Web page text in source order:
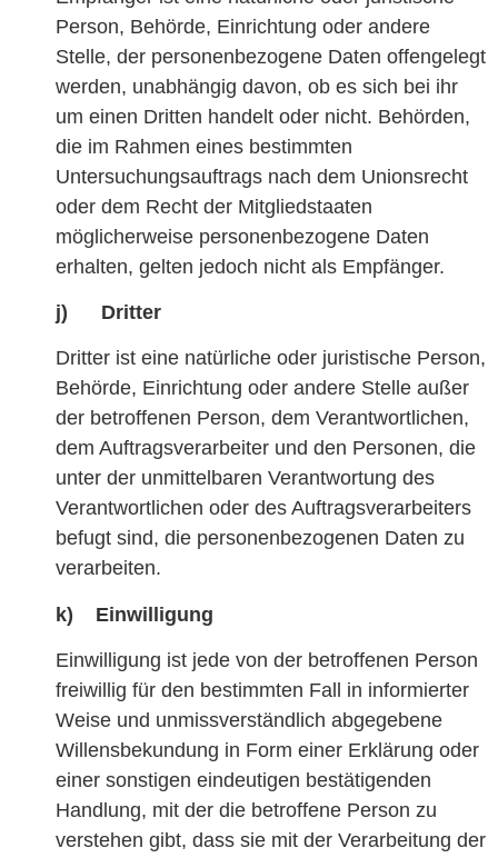
Person, Behörde, Einrichtung oder andere
Stelle, der personenbezogene Daten offengelegt
werden, unabhängig davon, ob es sich bei ihr
um einen Dritten handelt oder nicht. Behörden,
die im Rahmen eines bestimmten
Untersuchungsauftrags nach dem Unionsrecht
oder dem Recht der Mitgliedstaaten
möglicherweise personenbezogene Daten
erhalten, gelten jedoch nicht als Empfänger.
j) Dritter
Dritter ist eine natürliche oder juristische Person,
Behörde, Einrichtung oder andere Stelle außer
der betroffenen Person, dem Verantwortlichen,
dem Auftragsverarbeiter und den Personen, die
unter der unmittelbaren Verantwortung des
Verantwortlichen oder des Auftragsverarbeiters
befugt sind, die personenbezogenen Daten zu
verarbeiten.
k) Einwilligung
Einwilligung ist jede von der betroffenen Person
freiwillig für den bestimmten Fall in informierter
Weise und unmissverständlich abgegebene
Willensbekundung in Form einer Erklärung oder
einer sonstigen eindeutigen bestätigenden
Handlung, mit der die betroffene Person zu
verstehen gibt, dass sie mit der Verarbeitung der